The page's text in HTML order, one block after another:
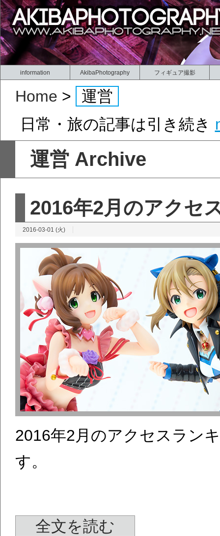
information AkibaPhotography フィギュア撮影
Home >
運営
日常・旅の記事は引き続き
運営 Archive
2016年2月のアクセ
2016-03-01 (火)
2016年2月のアクセスラン
す。
全文を読む